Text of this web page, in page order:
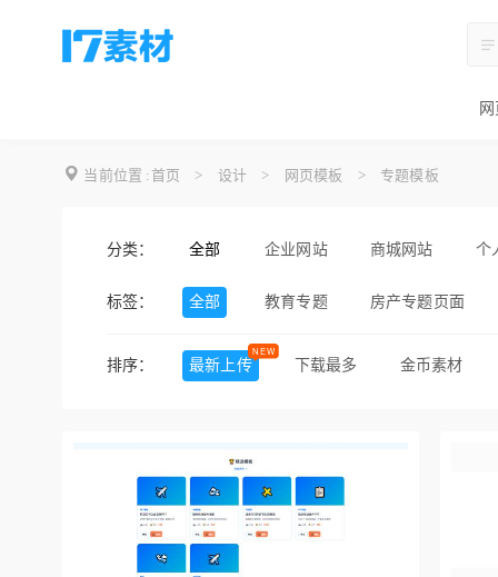
当前位置 :首页 > 设计 > 网页模板 > 专题模板
分类： 全部 企业网站 商城网站 个
标签： 全部 教育专题 房产专题页面
网页下载
排序： 最新上传 下载最多 金币素材